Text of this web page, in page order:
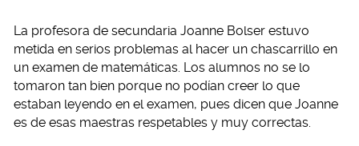
La profesora de secundaria Joanne Bolser estuvo
metida en serios problemas al hacer un chascarrillo en
un examen de matemáticas. Los alumnos no se lo
tomaron tan bien porque no podían creer lo que
estaban leyendo en el examen, pues dicen que Joanne
es de esas maestras respetables y muy correctas.